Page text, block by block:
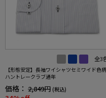
全3
【形態安定】長袖ワイシャツセミワイド色柄
ハントレークラブ通年
価格： 2,849円 (税込)